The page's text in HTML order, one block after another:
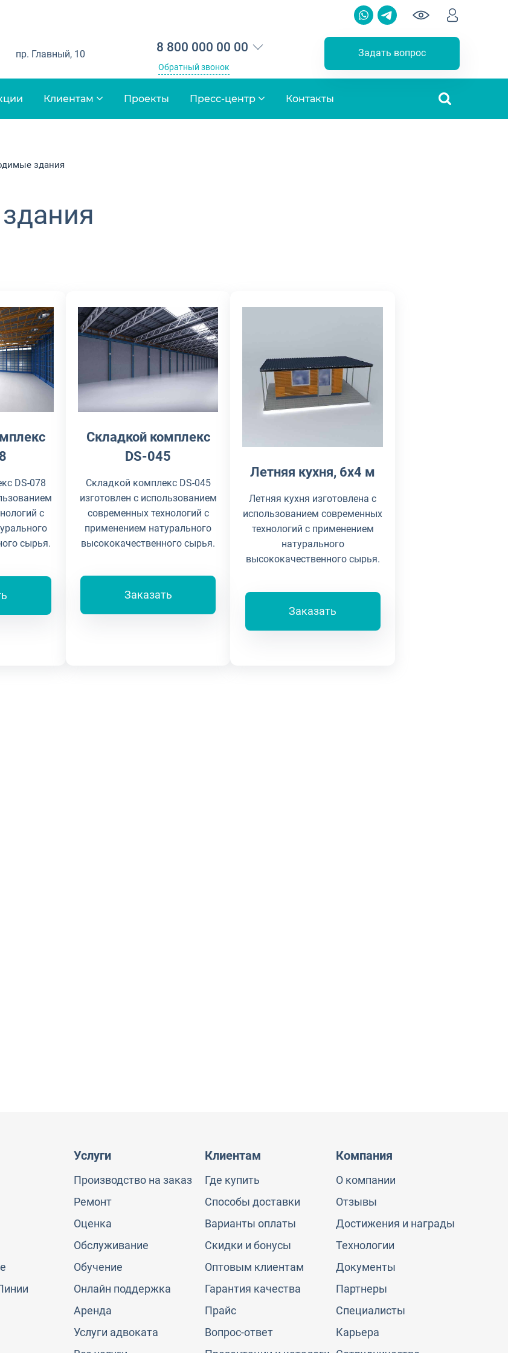
пр. Главный, 10 8 800 000 00 00
Обратный звонок
Задать вопрос
Клиентам Проекты Пресс-центр Контакты
здания
DS-078
с
сырья.
Складкой комплекс
DS-045
Складкой комплекс DS-045
изготовлен с использованием
современных технологий с
применением натурального
высококачественного сырья.
Заказать
Летняя кухня, 6х4 м
Летняя кухня изготовлена с
использованием современных
технологий с применением
натурального
высококачественного сырья.
Заказать
Услуги
Производство на заказ
Ремонт
Оценка
Обслуживание
Обучение
Онлайн поддержка
Аренда
Услуги адвоката
Клиентам
Где купить
Способы доставки
Варианты оплаты
Скидки и бонусы
Оптовым клиентам
Гарантия качества
Прайс
Вопрос-ответ
Компания
О компании
Отзывы
Достижения и награды
Технологии
Документы
Партнеры
Специалисты
Карьера